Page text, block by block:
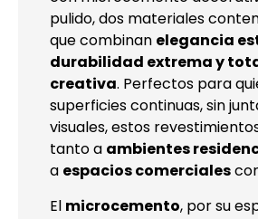
pulido, dos materiales
que combinan elegancia
durabilidad extrema y
creativa. Perfectos para
superficies continuas, sin
visuales, estos
tanto a ambientes
a espacios comerciales
El microcemento, por su